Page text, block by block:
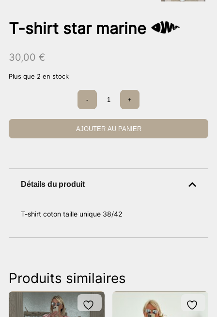
T-shirt star marine
30,00 €
Plus que 2 en stock
quantité
T-
shirt
star
- +
AJOUTER AU PANIER
Détails du produit
T-shirt coton taille unique 38/42
Produits similaires